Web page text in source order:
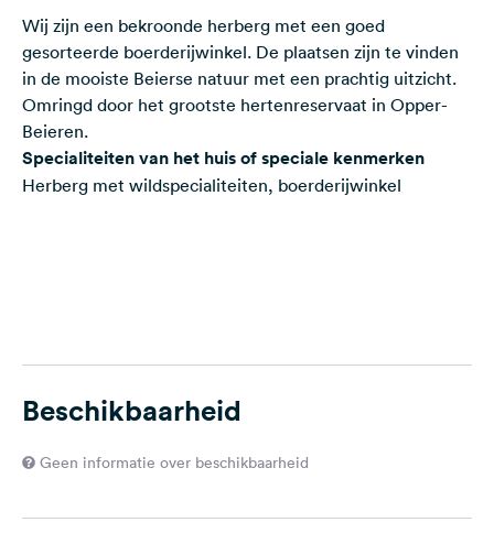
Instagram
Wij zijn een bekroonde herberg met een goed
gesorteerde boerderijwinkel. De plaatsen zijn te vinden
in de mooiste Beierse natuur met een prachtig uitzicht.
Omringd door het grootste hertenreservaat in Opper-
Beieren.
Specialiteiten van het huis of speciale kenmerken
Herberg met wildspecialiteiten, boerderijwinkel
Beschikbaarheid
Geen informatie over beschikbaarheid